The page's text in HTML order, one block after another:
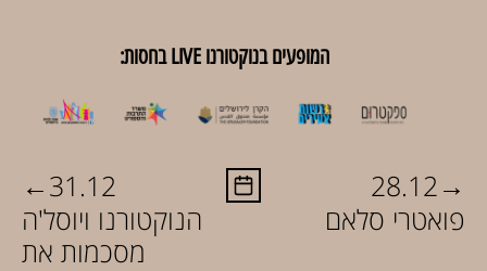
המופעים בנוקטורנו LIVE בחסות:
←31.12
הנוקטורנו ויוסל'ה
מסכמות את
28.12→
פואטרי סלאם